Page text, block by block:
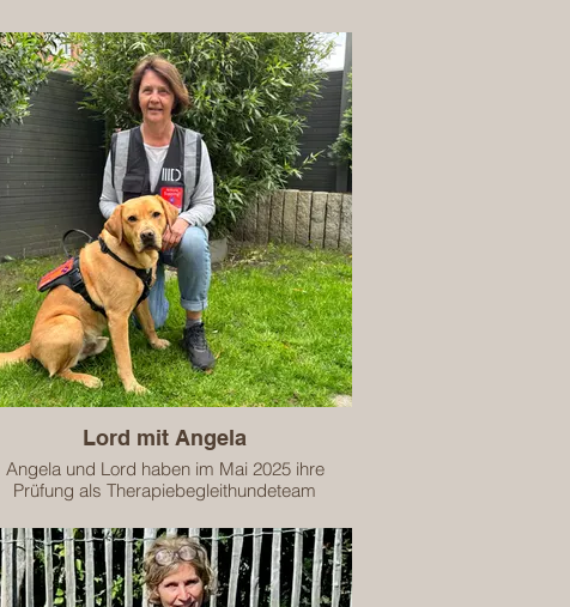
Lord mit Angela
Angela und Lord haben im Mai 2025 ihre
Prüfung als Therapiebegleithundeteam
Das Team ist zugelassen für die begleitende
Arbeit in folgenden Bereichen: